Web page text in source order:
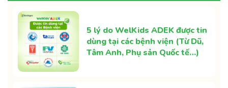
5 lý do WelKids ADEK được tin
dùng tại các bệnh viện (Từ Dũ,
Tâm Anh, Phụ sản Quốc tế…)